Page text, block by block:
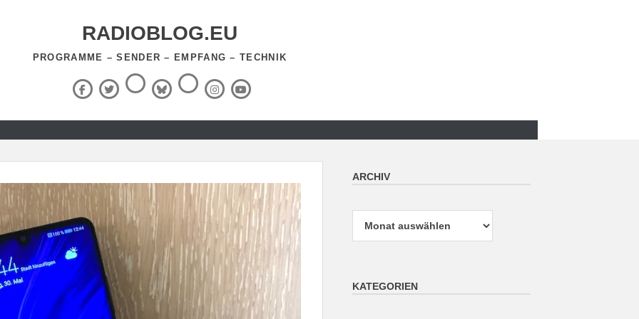
RADIOBLOG.EU
PROGRAMME – SENDER – EMPFANG – TECHNIK
Facebook
X
(Twitter)
ThreadsBlueSky
RSS-
Feed InstagramYouTube
ARCHIV
KATEGORIEN